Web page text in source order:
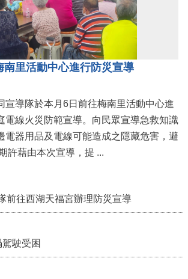
南里活動中心進行防災宣導
宣導隊於本月6日前往梅南里活動中心進
電線火災防範宣導。向民眾宣導急救知識
電器用品及電線可能造成之隱藏危害，避
免狀況之發生。 期許藉由本次宣導，提 ...
前往西湖天福宮辦理防災宣導
駛受困